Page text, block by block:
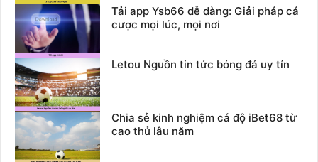
Tải app Ysb66 dễ dàng: Giải pháp cá
cược mọi lúc, mọi nơi
Letou Nguồn tin tức bóng đá uy tín
Chia sẻ kinh nghiệm cá độ iBet68 từ
cao thủ lâu năm